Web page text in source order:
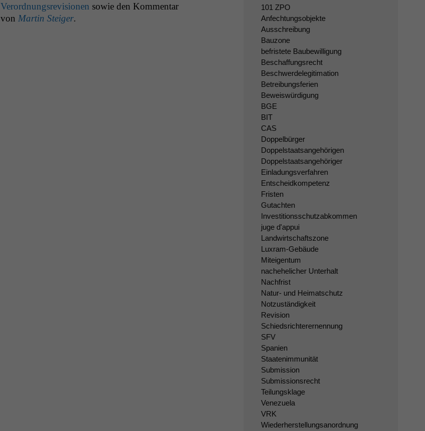
Verord­nungsre­vi­sio­nen sowie den Kom­men­tar
von Mar­tin Steiger.
101 ZPO
Anfechtungsobjekte
Ausschreibung
Bauzone
befristete Baubewilligung
Beschaffungsrecht
Beschwerdelegitimation
Betreibungsferien
Beweiswürdigung
BGE
BIT
CAS
Doppelbürger
Doppelstaatsangehörigen
Doppelstaatsangehöriger
Einladungsverfahren
Entscheidkompetenz
Fristen
Gutachten
Investitionsschutzabkommen
juge d'appui
Landwirtschaftszone
Luxram-Gebäude
Miteigentum
nachehelicher Unterhalt
Nachfrist
Natur- und Heimatschutz
Notzuständigkeit
Revision
Schiedsrichterernennung
SFV
Spanien
Staatenimmunität
Submission
Submissionsrecht
Teilungsklage
Venezuela
VRK
Wiederherstellungsanordnung